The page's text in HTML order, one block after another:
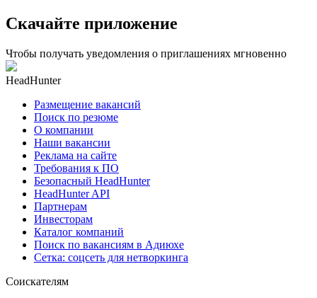
Скачайте приложение
Чтобы получать уведомления о приглашениях мгновенно
HeadHunter
Размещение вакансий
Поиск по резюме
О компании
Наши вакансии
Реклама на сайте
Требования к ПО
Безопасный HeadHunter
HeadHunter API
Партнерам
Инвесторам
Каталог компаний
Поиск по вакансиям в Адиюхе
Сетка: соцсеть для нетворкинга
Соискателям